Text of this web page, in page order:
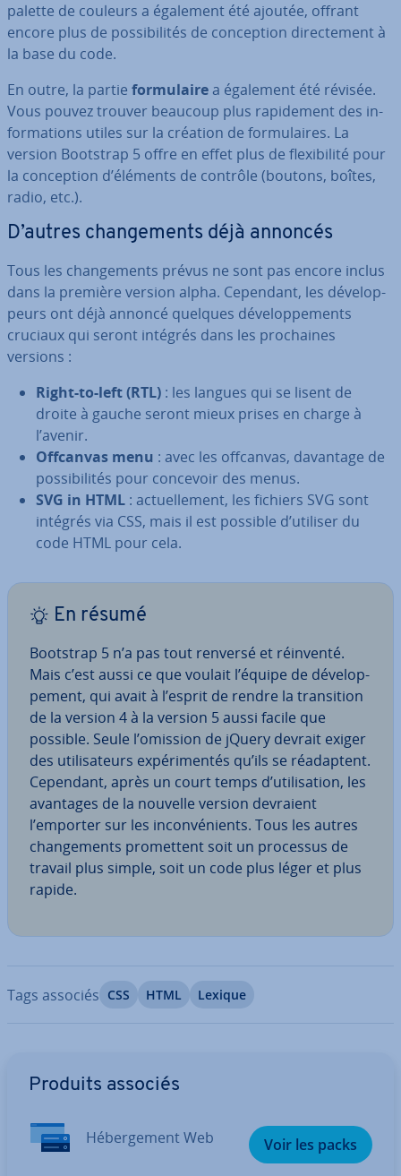
palette de couleurs a également été ajoutée, offrant
encore plus de pos­si­bi­li­tés de con­cep­tion di­rec­te­ment à
la base du code.
En outre, la partie for­mu­lairea également été révisée.
Vous pouvez trouver beaucoup plus ra­pi­de­ment des in­
for­ma­tions utiles sur la création de for­mu­laires. La
version Bootstrap 5 offre en effet plus de flexi­bi­lité pour
la con­cep­tion d’éléments de contrôle (boutons, boîtes,
radio, etc.).
D’autres chan­ge­ments déjà annoncés
Tous les chan­ge­ments prévus ne sont pas encore inclus
dans la première version alpha. Cependant, les dé­ve­lop­
peurs ont déjà annoncé quelques dé­ve­lop­pe­ments
cruciaux qui seront intégrés dans les pro­chaines
versions :
Right-to-left (RTL) : les langues qui se lisent de
droite à gauche seront mieux prises en charge à
l’avenir.
Offcanvas menu : avec les offcanvas, davantage de
pos­si­bi­li­tés pour concevoir des menus.
SVG in HTML : ac­tuel­le­ment, les fichiers SVG sont
intégrés via CSS, mais il est possible d’utiliser du
code HTML pour cela.
En résumé
Bootstrap 5 n’a pas tout renversé et réinventé.
Mais c’est aussi ce que voulait l’équipe de dé­ve­lop­
pe­ment, qui avait à l’esprit de rendre la tran­si­tion
de la version 4 à la version 5 aussi facile que
possible. Seule l’omission de jQuery devrait exiger
des uti­li­sa­teurs ex­pé­ri­men­tés qu’ils se réa­dap­tent.
Cependant, après un court temps d’uti­li­sa­tion, les
avantages de la nouvelle version devraient
l’emporter sur les in­con­vé­nients. Tous les autres
chan­ge­ments pro­met­tent soit un processus de
travail plus simple, soit un code plus léger et plus
rapide.
Tags associés CSS HTML Lexique
Produits associés
Hé­ber­ge­ment Web Voir les packs